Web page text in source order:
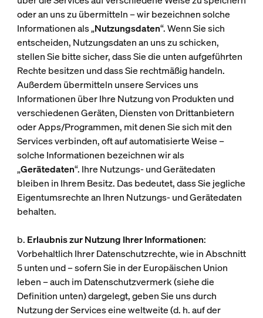
oder an uns zu übermitteln – wir bezeichnen solche
Informationen als „Nutzungsdaten“. Wenn Sie sich
entscheiden, Nutzungsdaten an uns zu schicken,
stellen Sie bitte sicher, dass Sie die unten aufgeführten
Rechte besitzen und dass Sie rechtmäßig handeln.
Außerdem übermitteln unsere Services uns
Informationen über Ihre Nutzung von Produkten und
verschiedenen Geräten, Diensten von Drittanbietern
oder Apps/Programmen, mit denen Sie sich mit den
Services verbinden, oft auf automatisierte Weise –
solche Informationen bezeichnen wir als
„Gerätedaten“. Ihre Nutzungs- und Gerätedaten
bleiben in Ihrem Besitz. Das bedeutet, dass Sie jegliche
Eigentumsrechte an Ihren Nutzungs- und Gerätedaten
behalten.
b. Erlaubnis zur Nutzung Ihrer Informationen:
Vorbehaltlich Ihrer Datenschutzrechte, wie in Abschnitt
5 unten und – sofern Sie in der Europäischen Union
leben – auch im Datenschutzvermerk (siehe die
Definition unten) dargelegt, geben Sie uns durch
Nutzung der Services eine weltweite (d. h. auf der